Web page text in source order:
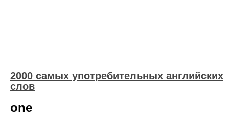
2000 самых употребительных английских
слов
one